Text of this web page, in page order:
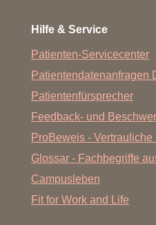
Hilfe & Service
Patienten-Servicecenter
Patientendatenanfragen
Patientenfürsprecher
Feedback- und
ProBeweis -
Glossar - Fachbegriffe
Campusleben
Fit for Work and Life